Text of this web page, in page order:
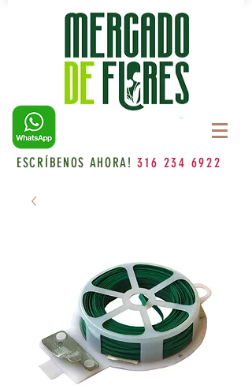
ESCRÍBENOS AHORA! 316 234 6922